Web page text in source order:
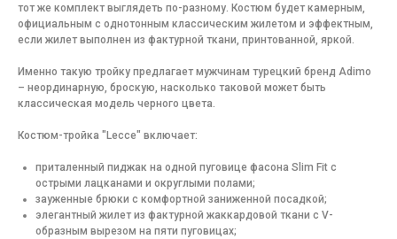
тот же комплект выглядеть по-разному. Костюм будет камерным,
официальным с однотонным классическим жилетом и эффектным,
если жилет выполнен из фактурной ткани, принтованной, яркой.
Именно такую тройку предлагает мужчинам турецкий бренд Adimo
– неординарную, броскую, насколько таковой может быть
классическая модель черного цвета.
Костюм-тройка "Lecce" включает:
приталенный пиджак на одной пуговице фасона Slim Fit с
острыми лацканами и округлыми полами;
зауженные брюки с комфортной заниженной посадкой;
элегантный жилет из фактурной жаккардовой ткани с V-
образным вырезом на пяти пуговицах;